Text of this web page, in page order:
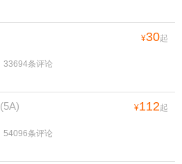
¥30起
33694条评论
(5A) ¥112起
54096条评论